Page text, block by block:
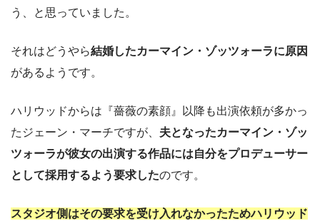
う、と思っていました。
それはどうやら結婚したカーマイン・ゾッツォーラに原因
があるようです。
ハリウッドからは『薔薇の素顔』以降も出演依頼が多かっ
たジェーン・マーチですが、 夫となったカーマイン・ゾッ
ツォーラが彼女の出演する作品には自分をプロデューサー
として採用するよう要求したのです。
スタジオ側はその要求を受け入れなかったためハリウッド